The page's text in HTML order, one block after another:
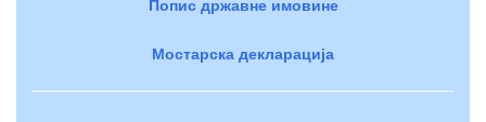
Мостарска декларација